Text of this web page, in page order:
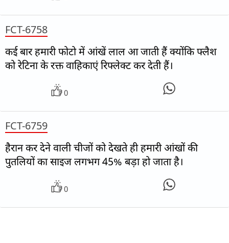
FCT-6758
कई बार हमारी फोटो में आंखें लाल आ जाती हैं क्योंकि फ्लैश
को रेटिना के रक्त वाहिकाएं रिफ्लेक्ट कर देती हैं।
0
FCT-6759
हैरान कर देने वाली चीजों को देखते ही हमारी आंखों की
पुतलियों का साइज लगभग 45% बड़ा हो जाता है।
0